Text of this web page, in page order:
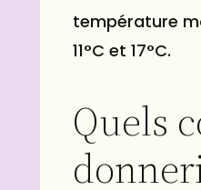
température
11°C et 17°C.
Quels